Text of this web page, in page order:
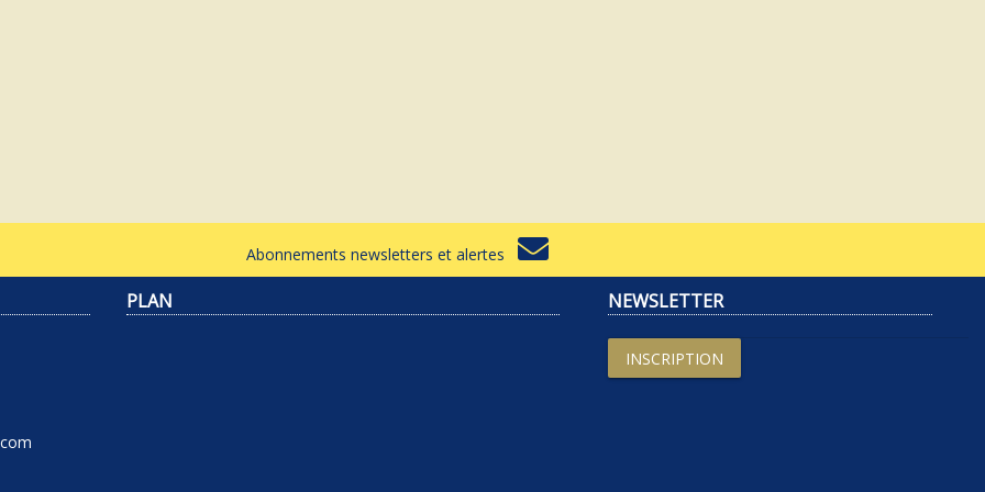
Abonnements newsletters et alertes
PLAN NEWSLETTER
INSCRIPTION